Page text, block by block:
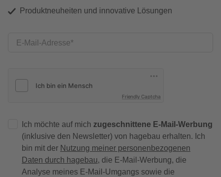
Produktneuheiten und innovative Lösungen
E-Mail-Adresse
Friendly Captcha
Ich möchte auf mich zugeschnittene E-Mail-Werbung
(inklusive den Newsletter) von hagebau erhalten. Ich
bin mit der Nutzung meiner personenbezogenen
Daten durch hagebau, die E-Mail-Werbung, die
Analyse meines E-Mail-Umgangs sowie die